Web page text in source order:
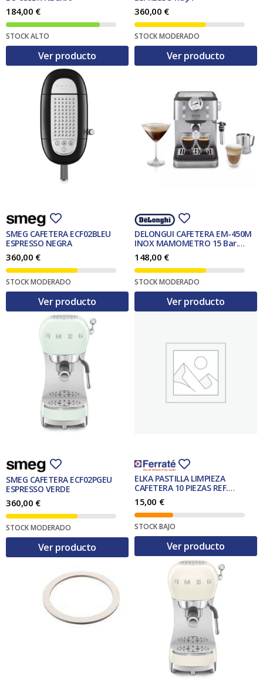
184,00 €
STOCK ALTO
Ver producto
360,00 €
STOCK MODERADO
Ver producto
SMEG CAFETERA ECF02BLEU
ESPRESSO NEGRA
360,00 €
STOCK MODERADO
Ver producto
DELONGUI CAFETERA EM-450M
INOX MAMOMETRO 15 Bar.
350w.
148,00 €
STOCK MODERADO
Ver producto
SMEG CAFETERA ECF02PGEU
ESPRESSO VERDE
360,00 €
STOCK MODERADO
Ver producto
ELKA PASTILLA LIMPIEZA
CAFETERA 10 PIEZAS REF.
2790000830
15,00 €
STOCK BAJO
Ver producto